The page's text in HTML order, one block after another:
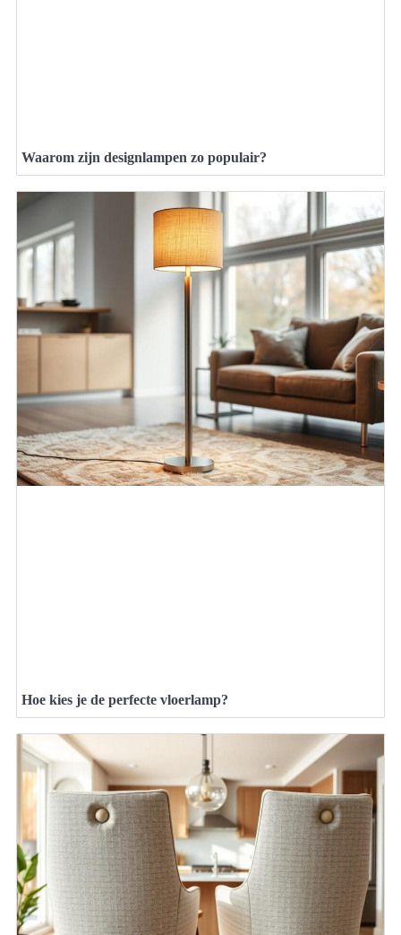
Waarom zijn designlampen zo populair?
Hoe kies je de perfecte vloerlamp?